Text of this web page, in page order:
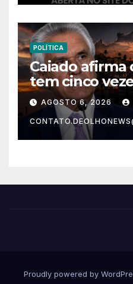
POLÍTICA
Caiado afirma
tem cinco
chances de
do que um
Ucrânia
AGOSTO 6, 2026
Proudly powered by